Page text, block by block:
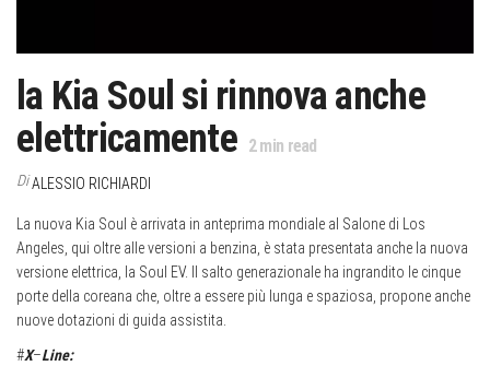
la Kia Soul si rinnova anche
elettricamente 2min read
DiALESSIO RICHIARDI
La nuova Kia Soul è arrivata in anteprima mondiale al Salone di Los
Angeles, qui oltre alle versioni a benzina, è stata presentata anche la nuova
versione elettrica, la Soul EV. Il salto generazionale ha ingrandito le cinque
porte della coreana che, oltre a essere più lunga e spaziosa, propone anche
nuove dotazioni di guida assistita.
#X–Line: